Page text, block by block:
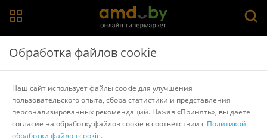
Главная > Каталог товаров
Напольные и настенные вешалки,
стойки для одежды > Halmar
Вешалка для одежды Halmar W30 (венге)
Другие товары Halmar
Обработка файлов cookie
Наш сайт использует файлы cookie для улучшения
пользовательского опыта, сбора статистики и представления
персонализированных рекомендаций. Нажав «Принять», вы даете
согласие на обработку файлов cookie в соответствии с Политикой
обработки файлов cookie.